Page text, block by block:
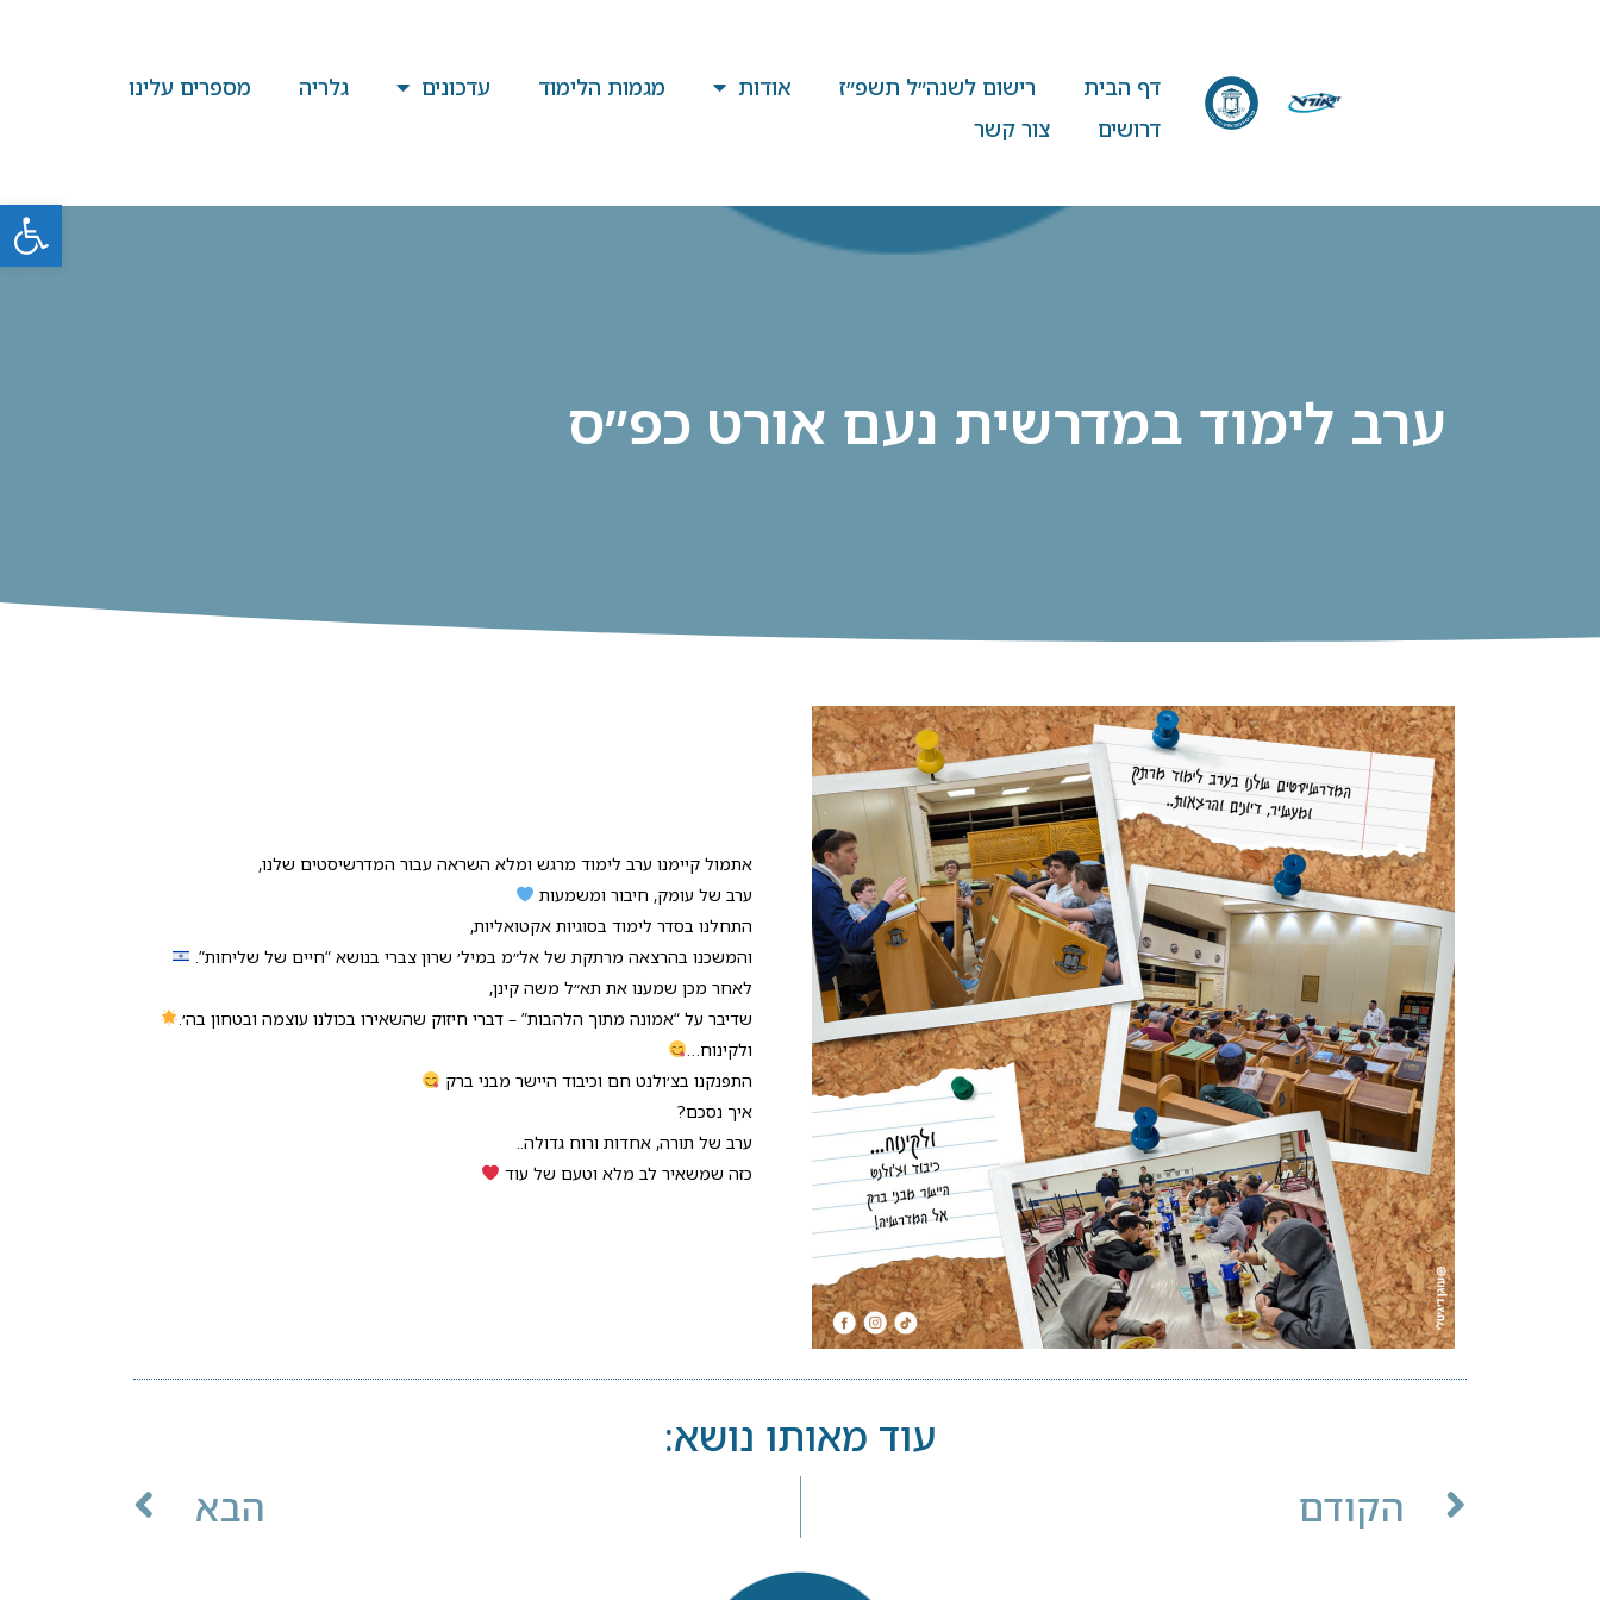
פתח
דף הבית רישום לשנה״ל תשפ״ז אודות מגמות הלימוד עדכונים גלריה
מספרים עלינו
דרושים
צור קשר
ערב לימוד במדרשית נעם אורט כפ״ס
אתמול קיימנו ערב לימוד מרגש ומלא השראה עבור המדרשיסטים שלנו,
ערב של עומק, חיבור ומשמעות
התחלנו בסדר לימוד בסוגיות אקטואליות,
והמשכנו בהרצאה מרתקת של אל״מ במיל׳ שרון צברי בנושא “חיים של שליחות”.
לאחר מכן שמענו את תא״ל משה קינן,
שדיבר על “אמונה מתוך הלהבות” – דברי חיזוק שהשאירו בכולנו עוצמה ובטחון בה׳.
ולקינוח…
התפנקנו בצ׳ולנט חם וכיבוד היישר מבני ברק
איך נסכם?
ערב של תורה, אחדות ורוח גדולה..
כזה שמשאיר לב מלא וטעם של עוד
עוד מאותו נושא:
הקודם הבא